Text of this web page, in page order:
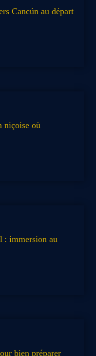
Cancún au départ
niçoise où
: immersion au
bien préparer